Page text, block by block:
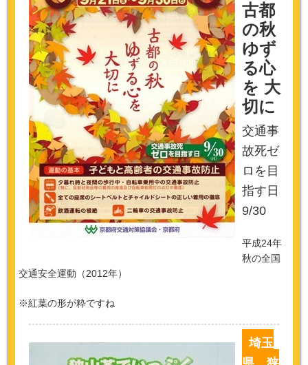
古都
の秋
ゆず
る心
を 大
切に
交通事
故死ゼ
ロを目
指す日
9/30
平成24年
秋の全国
交通安全運動（2012年）
※紅葉の形が粋ですね
埼玉